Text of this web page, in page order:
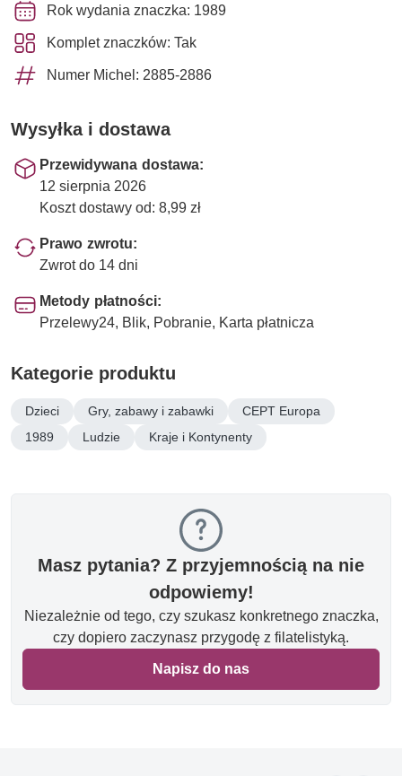
Rok wydania znaczka: 1989
Komplet znaczków: Tak
Numer Michel: 2885-2886
Wysyłka i dostawa
Przewidywana dostawa:
12 sierpnia 2026
Koszt dostawy od: 8,99 zł
Prawo zwrotu:
Zwrot do 14 dni
Metody płatności:
Przelewy24, Blik, Pobranie, Karta płatnicza
Kategorie produktu
Dzieci Gry, zabawy i zabawki
CEPT Europa
1989
Ludzie Kraje i Kontynenty
Masz pytania? Z przyjemnością na nie
odpowiemy!
Niezależnie od tego, czy szukasz konkretnego znaczka,
czy dopiero zaczynasz przygodę z filatelistyką.
Napisz do nas